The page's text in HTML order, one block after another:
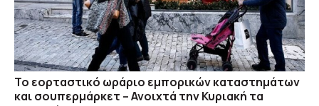
Το εορταστικό ωράριο εμπορικών καταστημάτων
και σουπερμάρκετ – Ανοιχτά την Κυριακή τα